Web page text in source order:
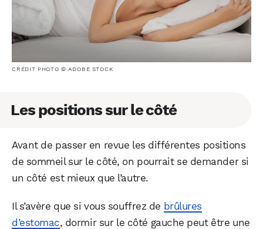
CRÉDIT PHOTO © ADOBE STOCK
Les positions sur le côté
Avant de passer en revue les différentes positions
de sommeil sur le côté, on pourrait se demander si
un côté est mieux que l’autre.
Il s’avère que si vous souffrez de brûlures
d’estomac, dormir sur le côté gauche peut être une